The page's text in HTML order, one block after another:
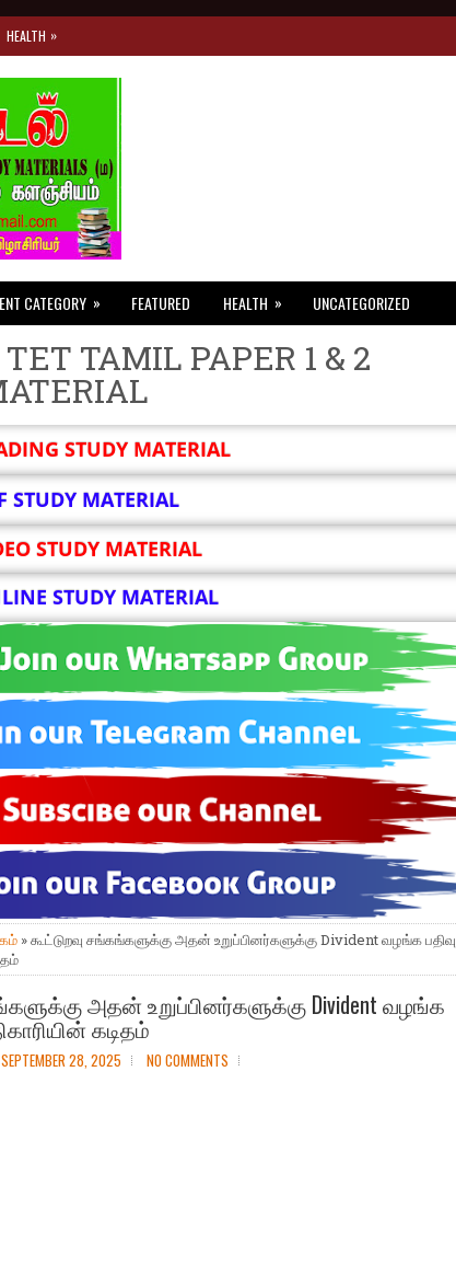
HEALTH »
CATEGORY » FEATURED HEALTH » UNCATEGORIZED
TAMIL PAPER 1 & 2
STUDY MATERIAL
STUDY MATERIAL
STUDY MATERIAL
STUDY MATERIAL
» கூட்டுறவு சங்கங்களுக்கு அதன் உறுப்பினர்களுக்கு Divident வழங்க பதிவு
அதன் உறுப்பினர்களுக்கு Divident வழங்க
கடிதம்
SEPTEMBER 28, 2025 NO COMMENTS